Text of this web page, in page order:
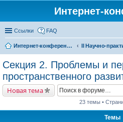
Интернет-
Ссылки FAQ
Интернет-конференции
Секция 2. Проблемы и
пространственного
Новая тема
23 темы •
Темы